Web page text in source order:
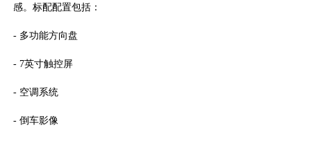
感。标配配置包括：
- 多功能方向盘
- 7英寸触控屏
- 空调系统
- 倒车影像